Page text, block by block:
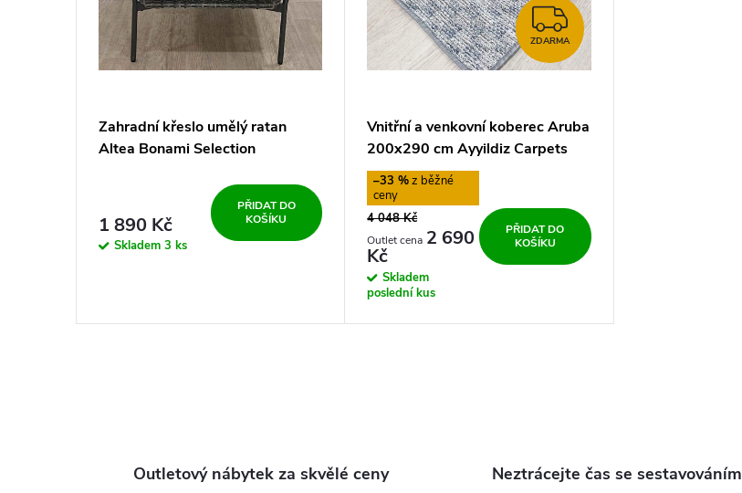
t
Zahradní křeslo umělý ratan
Altea Bonami Selection
1 890 Kč
Skladem 3 ks
PŘIDAT DO
KOŠÍKU
ZDARMA
ZDARMA
Vnitřní a venkovní koberec Aruba
200x290 cm Ayyildiz Carpets
–33 %
4 048 Kč
2 690
Kč
Skladem
poslední kus
PŘIDAT DO
KOŠÍKU
Outletový nábytek za skvělé ceny Neztrácejte čas se sestavováním